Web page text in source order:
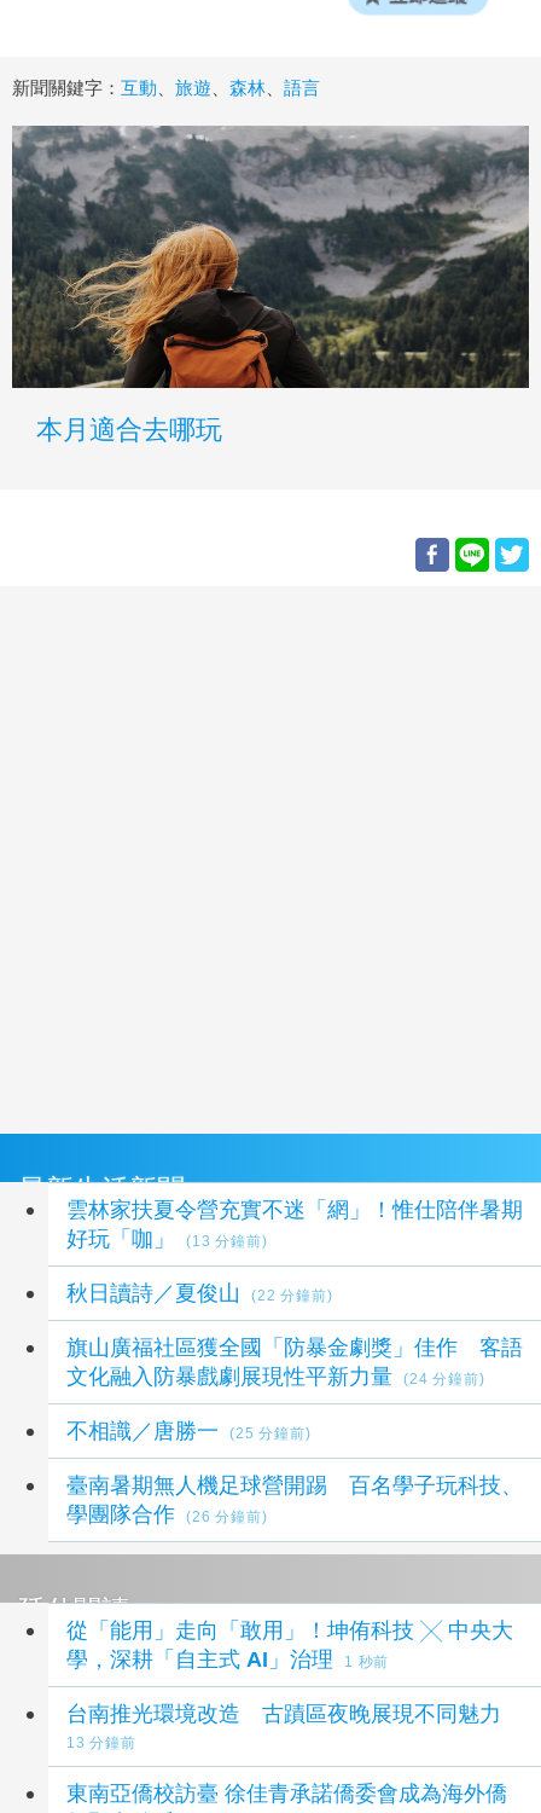
新聞關鍵字： 互動 旅遊 森林 語言
本月適合去哪玩
最新生活新聞
雲林家扶夏令營充實不迷「網」！惟仕陪伴暑期
好玩「咖」
(13 分鐘前)
秋日讀詩／夏俊山 (22 分鐘前)
旗山廣福社區獲全國「防暴金劇獎」佳作 客語
文化融入防暴戲劇展現性平新力量
(24 分鐘前)
不相識／唐勝一 (25 分鐘前)
臺南暑期無人機足球營開踢 百名學子玩科技、
學團隊合作
(26 分鐘前)
延伸閱讀
從「能用」走向「敢用」！坤侑科技 ╳ 中央大
學，深耕「自主式 AI」治理
1 秒前
台南推光環境改造 古蹟區夜晚展現不同魅力
13 分鐘前
東南亞僑校訪臺 徐佳青承諾僑委會成為海外僑